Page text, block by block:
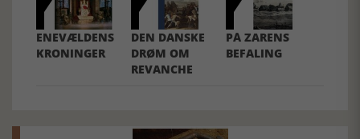
ENEVÆLDENS
KRONINGER
DEN DANSKE
DRØM OM
REVANCHE
PÅ ZARENS
BEFALING